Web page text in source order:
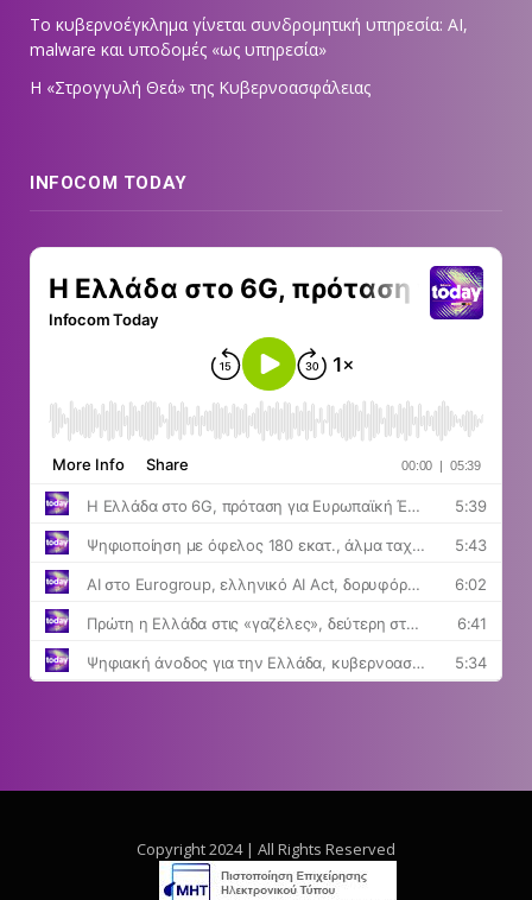
Το κυβερνοέγκλημα γίνεται συνδρομητική υπηρεσία: AI,
malware και υποδομές «ως υπηρεσία»
Η «Στρογγυλή Θεά» της Κυβερνοασφάλειας
INFOCOM TODAY
Copyright 2024 | All Rights Reserved